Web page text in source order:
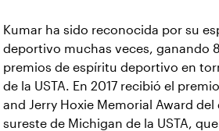
Kumar ha sido reconocida por su
deportivo muchas veces, ganando 8
premios de espíritu deportivo en
de la USTA. En 2017 recibió el
and Jerry Hoxie Memorial Award
sureste de Michigan de la USTA, que